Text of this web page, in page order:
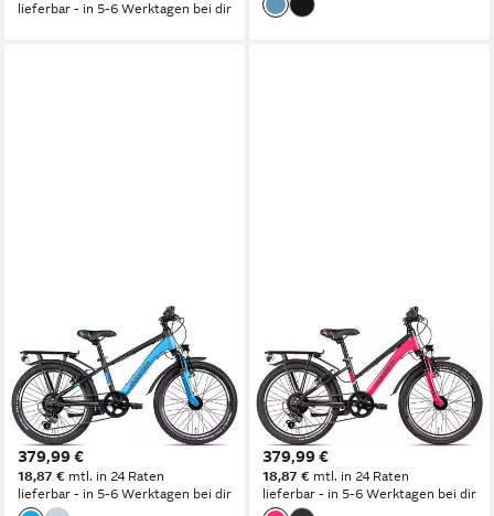
lieferbar - in 5-6 Werktagen bei dir
Kinderfahrrad Axess
Adventure 6 20
29 cm Rahmenhöhe
6 Gänge
80 kg Zul. Gesamtgewicht
379,99 €
18,87 € mtl. in 24 Raten
lieferbar - in 5-6 Werktagen bei dir
Kinderfahrrad Axess
Adventure 6 20 Trapez
29 cm Rahmenhöhe
6 Gänge
80 kg Zul. Gesamtgewicht
379,99 €
18,87 € mtl. in 24 Raten
lieferbar - in 5-6 Werktagen bei dir